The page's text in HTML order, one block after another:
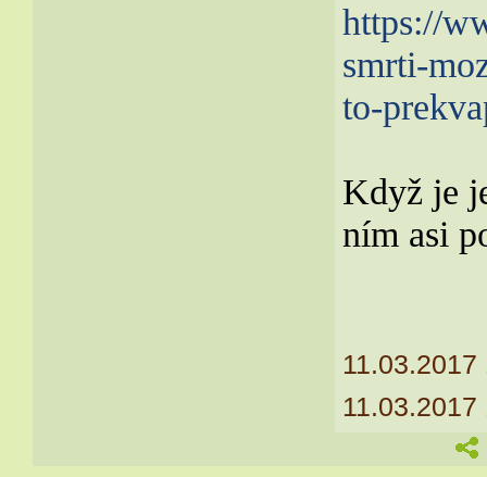
https://
smrti-
to-
Když je
ním asi